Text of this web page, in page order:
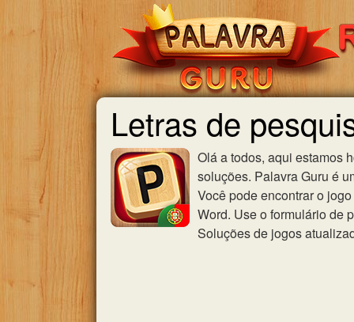
Letras de
Olá a todos, aqui estamos
soluções. Palavra Guru é
Você pode encontrar o
Word. Use o formulário de
Soluções de jogos